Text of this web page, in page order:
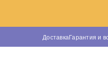
ДоставкаГарантия и